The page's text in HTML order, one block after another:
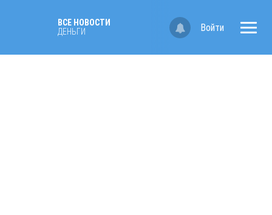
ВСЕ НОВОСТИ
ДЕНЬГИ
Войти